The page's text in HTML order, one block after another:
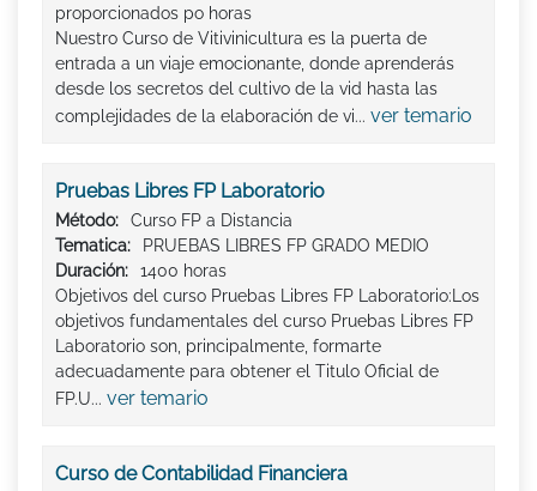
proporcionados po horas
Nuestro Curso de Vitivinicultura es la puerta de
entrada a un viaje emocionante, donde aprenderás
desde los secretos del cultivo de la vid hasta las
complejidades de la elaboración de vi... ver temario
Pruebas Libres FP Laboratorio
Método:
Curso FP a Distancia
Tematica:
PRUEBAS LIBRES FP GRADO MEDIO
Duración:
1400 horas
Objetivos del curso Pruebas Libres FP Laboratorio:Los
objetivos fundamentales del curso Pruebas Libres FP
Laboratorio son, principalmente, formarte
adecuadamente para obtener el Titulo Oficial de
FP.U... ver temario
Curso de Contabilidad Financiera